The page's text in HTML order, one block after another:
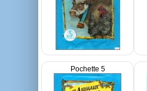
Pochette 5